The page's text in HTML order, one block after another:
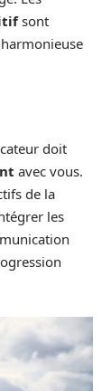
sont
doit
avec vous.
de la
les